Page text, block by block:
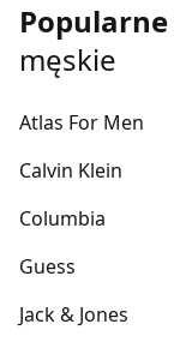
męskie
Atlas For Men
Calvin Klein
Columbia
Guess
Jack & Jones